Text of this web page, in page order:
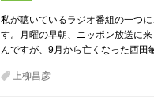
私が聴いているラジオ番組の一つ
す。月曜の早朝、ニッポン放送に
んですが、9月から亡くなった西
上柳昌彦